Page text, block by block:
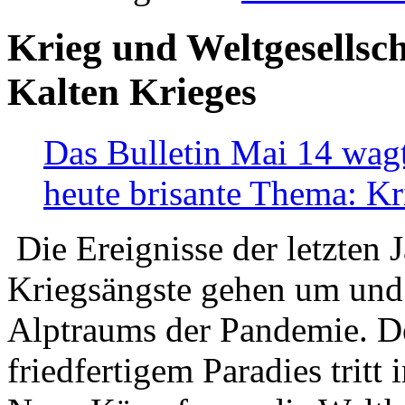
Krieg und
Kalten Krieges
Das Bulletin Mai 14
heute brisante Thema:
Die Ereignisse der letzten
Kriegsängste gehen um
Alptraums der Pandemie.
friedfertigem Paradies tritt